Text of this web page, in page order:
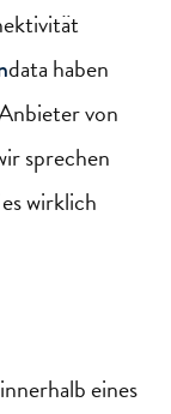
data haben
von
sprechen
wirklich
eines